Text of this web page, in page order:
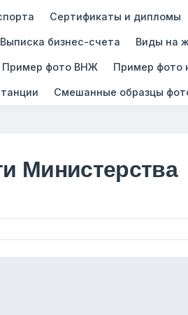
Сертификаты и дипломы
Выписка бизнес-счета Виды на
Пример фото ВНЖ Пример фото
Смешанные образцы
Министерства